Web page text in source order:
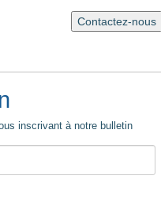
Contactez-nous
inscrivant à notre bulletin